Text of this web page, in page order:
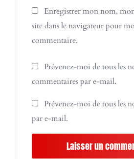
Enregistrer mon nom,
site dans le navigateur pour
commentaire.
Prévenez-moi de tous les
commentaires par e-mail.
Prévenez-moi de tous les
par e-mail.